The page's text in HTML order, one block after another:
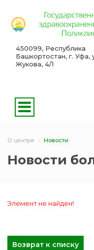
450099, Республика
Башкортостан, г. Уфа,
Жукова, 4/1
О центре Новости
Новости
Элемент не найден!
Возврат к списку